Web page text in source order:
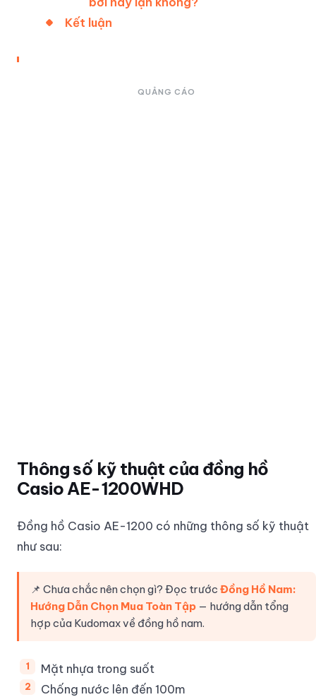
Kết luận
QUẢNG CÁO
Thông số kỹ thuật của đồng hồ
Casio AE-1200WHD
Đồng hồ Casio AE-1200 có những thông số kỹ thuật
như sau:
📌 Chưa chắc nên chọn gì? Đọc trước Đồng Hồ Nam:
Hướng Dẫn Chọn Mua Toàn Tập — hướng dẫn tổng
hợp của Kudomax về đồng hồ nam.
Mặt nhựa trong suốt
Chống nước lên đến 100m